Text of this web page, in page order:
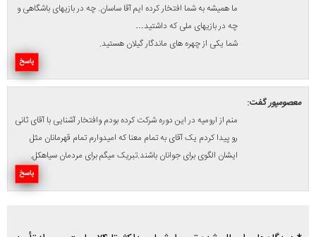
ما همیشه به شما افتخار کرده ایم آقا ساسان. چه در بازیهای باشگاهی و
چه در بازیهای ملی که داشتید…
شما یکی از چهره های ماندگار گیلان هستید.
پاسخ
معصومپورگفت:
منم از ارومیه در این دوره شرکت کرده بودم وافتخار آشنایی با آقای ثانی
رو پیدا کردم یک آقای به تمام معنا که امیدوارم تمام قهرمانان مثل
ایشان الگوی برای جوانان باشند.تبریک میگم برای مردمان سیاهکل.
پاسخ